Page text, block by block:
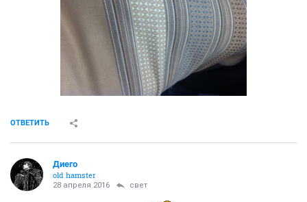
ОТВЕТИТЬ
Диего
old hamster
28 апреля 2016 свет